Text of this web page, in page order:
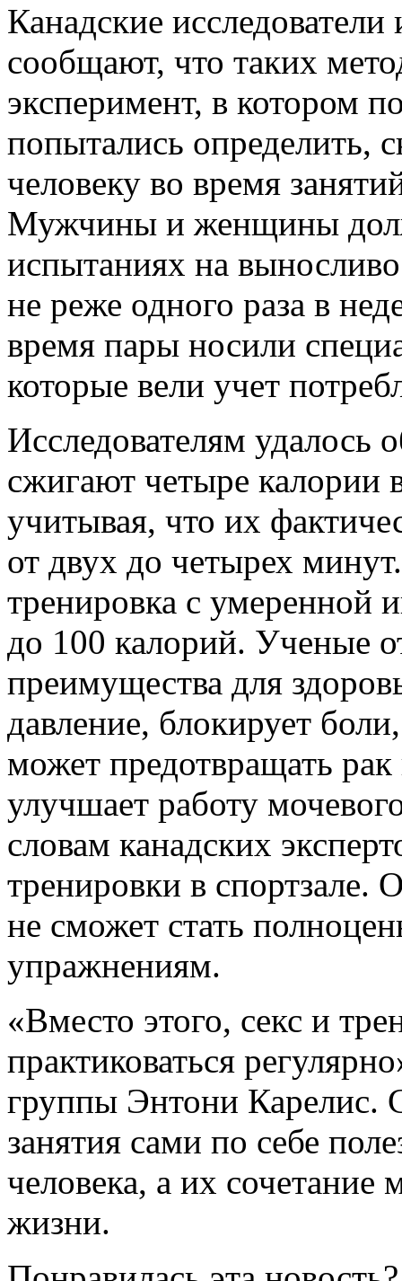
Канадские исследователи
сообщают, что таких
эксперимент, в котором
попытались определить,
человеку во время
Мужчины и женщины
испытаниях на
не реже одного раза в
время пары носили
которые вели учет
Исследователям
сжигают четыре
учитывая, что их
от двух до четырех
тренировка с умеренной
до 100 калорий. Ученые
преимущества для
давление, блокирует
может предотвращать
улучшает работу
словам канадских
тренировки в спортзале.
не сможет стать
упражнениям.
«Вместо этого, секс и
практиковаться
группы Энтони Карелис.
занятия сами по себе
человека, а их сочетание
жизни.